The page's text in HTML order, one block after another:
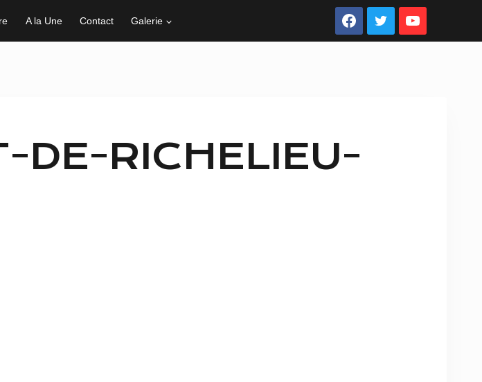
A la Une Contact Galerie
DE-RICHELIEU-